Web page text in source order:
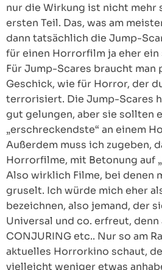
nur die Wirkung ist nicht mehr
ersten Teil. Das, was am
dann tatsächlich die Jump-
für einen Horrorfilm ja eher
Für Jump-Scares braucht man
Geschick, wie für Horror, der
terrorisiert. Die Jump-Scares
gut gelungen, aber sie sollten
„erschreckendste“ an einem
Außerdem muss ich zugeben,
Horrorfilme, mit Betonung auf
Also wirklich Filme, bei denen
gruselt. Ich würde mich eher
bezeichnen, also jemand, der
Universal und co. erfreut, denn
CONJURING etc.. Nur so am
aktuelles Horrorkino schaut,
vielleicht weniger etwas